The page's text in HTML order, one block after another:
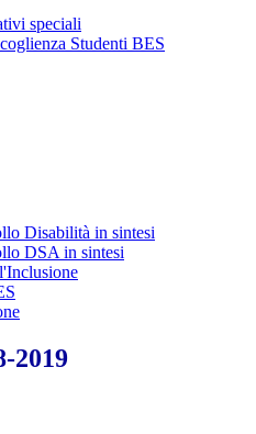
speciali
Studenti BES
Disabilità in sintesi
DSA in sintesi
2019